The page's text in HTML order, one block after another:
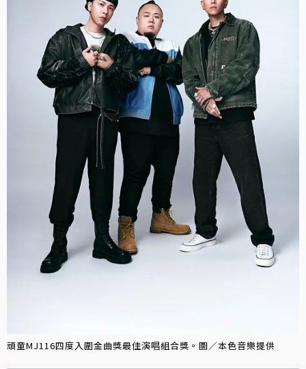
頑童MJ116四度入圍金曲獎最佳演唱組合獎。圖／本色音樂提供